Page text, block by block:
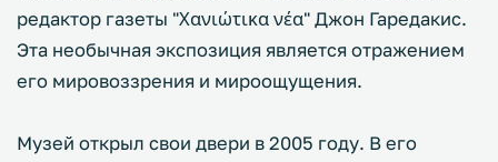
редактор газеты "Χανιώτικα νέα" Джон Гаредакис.
Эта необычная экспозиция является отражением
его мировоззрения и мироощущения.
Музей открыл свои двери в 2005 году. В его